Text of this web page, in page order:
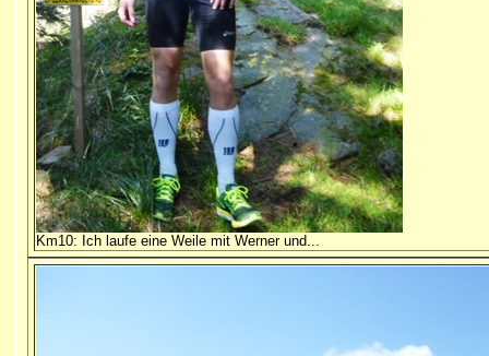
Km10: Ich laufe eine Weile mit Werner und...